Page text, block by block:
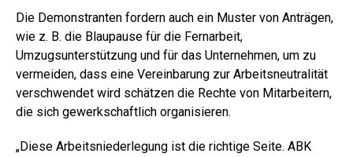
Die Demonstranten fordern auch ein Muster von Anträgen,
wie z. B. die Blaupause für die Fernarbeit,
Umzugsunterstützung und für das Unternehmen, um zu
vermeiden, dass eine Vereinbarung zur Arbeitsneutralität
verschwendet wird schätzen die Rechte von Mitarbeitern,
die sich gewerkschaftlich organisieren.
„Diese Arbeitsniederlegung ist die richtige Seite. ABK